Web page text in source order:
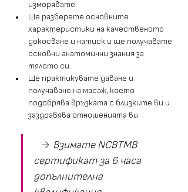
изморявате.
Ще разберете основните
характеристики на качественото
докосване и натиск и ще получавате
основни анатомични знания за
тялото си.
Ще практикувате даване и
получаване на масаж, което
подобрява връзката с близките ви и
заздравява отношенията ви.
→ Взимате NCBTMB
сертификат за 6 часа
допълнителна